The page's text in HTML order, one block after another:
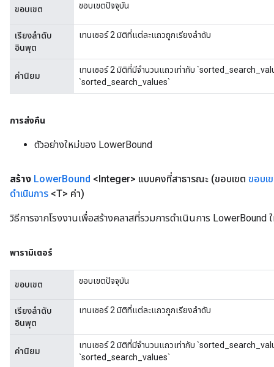
ขอบเขต ขอบเขตปัจจุบัน
เรียงลำดับ
อินพุต
เทนเซอร์ 2 มิติที่แต่ละแถวถูกเรียงลำดับ
ค่านิยม
เทนเซอร์ 2 มิติที่มีจำนวนแถวเท่ากับ
`sorted_search_values`
การส่งคืน
ตัวอย่างใหม่ของ LowerBound
สร้าง LowerBound <Integer> แบบคงที่สาธารณะ (ขอบเขต ขอบเ
ดำเนินการ <T> ค่า)
วิธีการจากโรงงานเพื่อสร้างคลาสที่รวมการดำเนินการ LowerBound
พารามิเตอร์
ขอบเขต ขอบเขตปัจจุบัน
เรียงลำดับ
อินพุต
เทนเซอร์ 2 มิติที่แต่ละแถวถูกเรียงลำดับ
ค่านิยม
เทนเซอร์ 2 มิติที่มีจำนวนแถวเท่ากับ
`sorted_search_values`